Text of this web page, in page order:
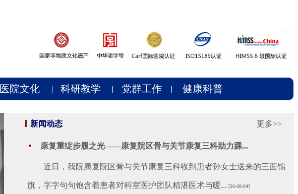
医院文化 科研教学 党群工作 健康科普
新闻动态 更多>>
康复重绽步履之光——康复院区骨与关节康复三科助力踝...
近日，我院康复院区骨与关节康复三科收到患者孙女士送来的三面锦
旗，字字句句饱含着患者对科室医护团队精湛医术与暖... [26-08-04]